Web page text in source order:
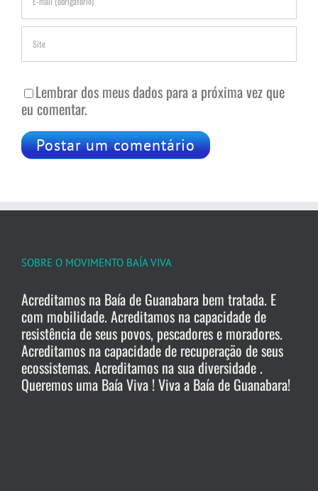
Lembrar dos meus dados para a próxima vez que
eu comentar.
SOBRE O MOVIMENTO BAÍA VIVA
Acreditamos na Baía de Guanabara bem tratada. E
com mobilidade. Acreditamos na capacidade de
resistência de seus povos, pescadores e moradores.
Acreditamos na capacidade de recuperação de seus
ecossistemas. Acreditamos na sua diversidade .
Queremos uma Baía Viva ! Viva a Baía de Guanabara!